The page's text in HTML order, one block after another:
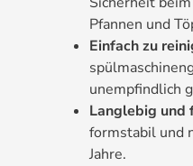
Pfannen und
Einfach zu
unempfindlich
Langlebig und
formstabil und
Jahre.